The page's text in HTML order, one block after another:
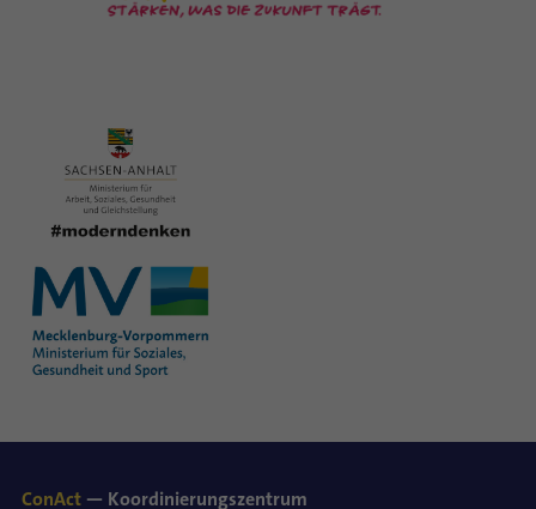
ConAct — Koordinierungszentrum